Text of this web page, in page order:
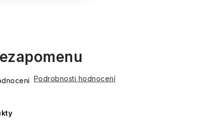
Podrobnosti hodnocení